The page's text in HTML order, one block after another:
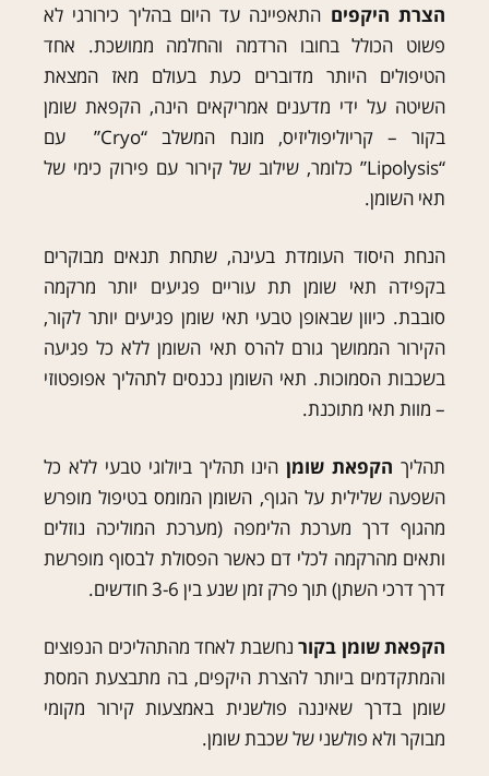
הצרת היקפים התאפיינה עד היום בהליך כירורגי לא
פשוט הכולל בחובו הרדמה והחלמה ממושכת. אחד
הטיפולים היותר מדוברים כעת בעולם מאז המצאת
השיטה על ידי מדענים אמריקאים הינה, הקפאת שומן
בקור – קריוליפוליזיס, מונח המשלב “Cryo” עם
“Lipolysis” כלומר, שילוב של קירור עם פירוק כימי של
תאי השומן.
הנחת היסוד העומדת בעינה, שתחת תנאים מבוקרים
בקפידה תאי שומן תת עוריים פגיעים יותר מרקמה
סובבת. כיוון שבאופן טבעי תאי שומן פגיעים יותר לקור,
הקירור הממושך גורם להרס תאי השומן ללא כל פגיעה
בשכבות הסמוכות. תאי השומן נכנסים לתהליך אפופטוזי
– מוות תאי מתוכנת.
תהליך הקפאת שומןהינו תהליך ביולוגי טבעי ללא כל
השפעה שלילית על הגוף, השומן המומס בטיפול מופרש
מהגוף דרך מערכת הלימפה (מערכת המוליכה נוזלים
ותאים מהרקמה לכלי דם כאשר הפסולת לבסוף מופרשת
דרך דרכי השתן) תוך פרק זמן שנע בין 3-6 חודשים.
הקפאת שומן בקור נחשבת לאחד מהתהליכים הנפוצים
והמתקדמים ביותר להצרת היקפים, בה מתבצעת המסת
שומן בדרך שאיננה פולשנית באמצעות קירור מקומי
מבוקר ולא פולשני של שכבת שומן.